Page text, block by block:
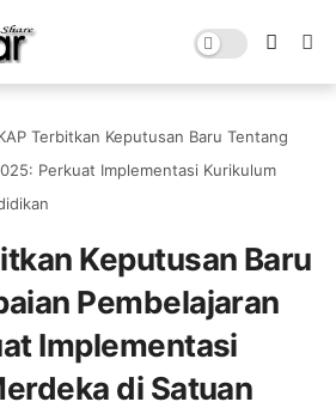
Terbitkan Keputusan Baru Tentang
Perkuat Implementasi Kurikulum
Keputusan Baru
Pembelajaran
Implementasi
di Satuan